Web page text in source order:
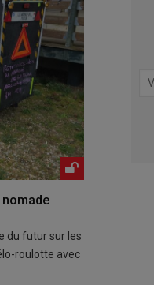
nomade
du futur sur les
roulotte avec